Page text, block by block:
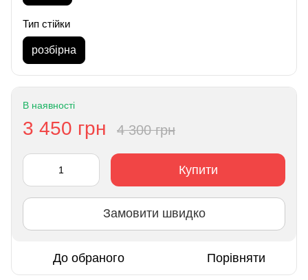
Тип стійки
розбірна
В наявності
3 450 грн 4 300 грн
Купити
Замовити швидко
До обраного Порівняти